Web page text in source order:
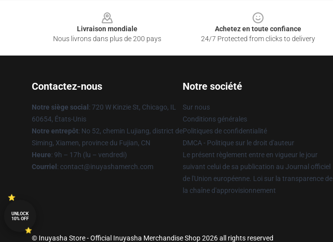
Livraison mondiale
Nous livrons dans plus de 200 pays
Achetez en toute confiance
24/7 Protected from clicks to delivery
Contactez-nous
Notre siège social : 720 W Kinzie St, Chicago, IL
60654, États-Unis
Notre entrepôt: No 52, chemin Lujiang, district de
Siming, Xiamen, province du Fujian, CN
Heure: 9h – 17h (lu – vendredi)
Courriel : contact@inuyashamerch.com
Notre société
Sur nous
Conditions générales
Politiques de confidentialité
DMCA - Politique sur le droit d'auteur
Le présent règlement entre en vigueur le jour
suivant celui de sa publication au Journal officiel
de l'Union européenne. Loi sur la transparence de
la chaîne d'approvisionnement
© Inuyasha Store - Official Inuyasha Merchandise Shop 2026 all rights reserved
UNLOCK
10% OFF